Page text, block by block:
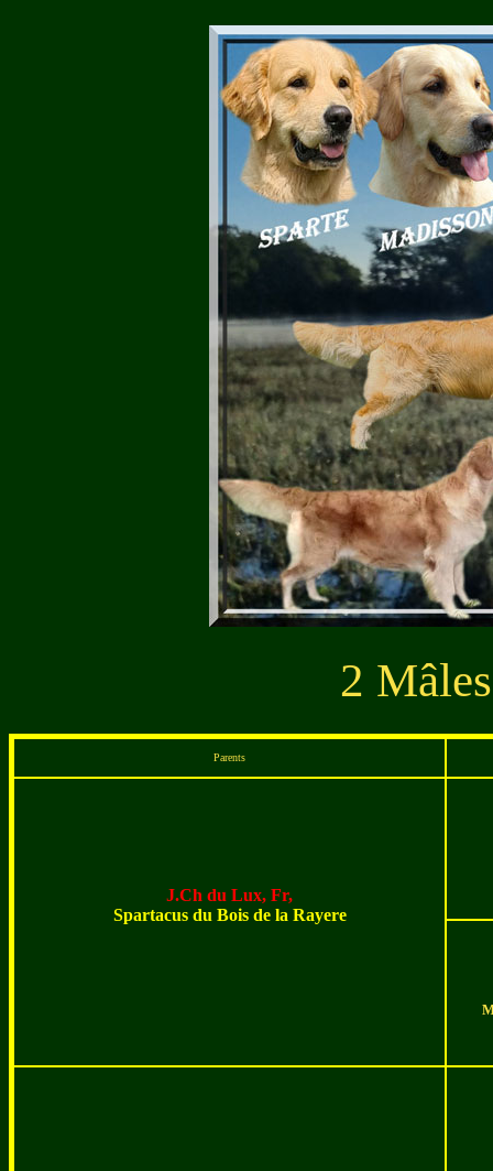
2
Parents
J.Ch du Lux, Fr,
Spartacus du Bois de la Rayere